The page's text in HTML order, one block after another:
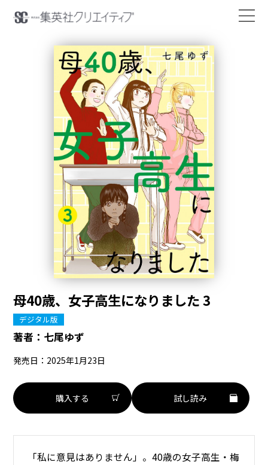
母40歳、女子高生になりました 3
デジタル版
著者： 七尾ゆず
発売日：2025年1月23日
購入する 試し読み
「私に意見はありません」。40歳の女子高生・梅